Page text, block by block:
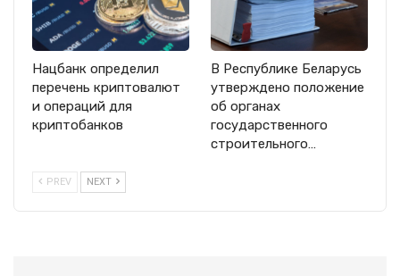
Нацбанк определил
перечень криптовалют
и операций для
криптобанков
В Республике Беларусь
утверждено положение
об органах
государственного
строительного…
PREV NEXT